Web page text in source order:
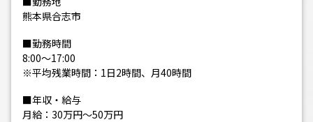
熊本県合志市
■勤務時間
8:00～17:00
※平均残業時間：1日2時間、月40時間
■年収・給与
月給：30万円～50万円